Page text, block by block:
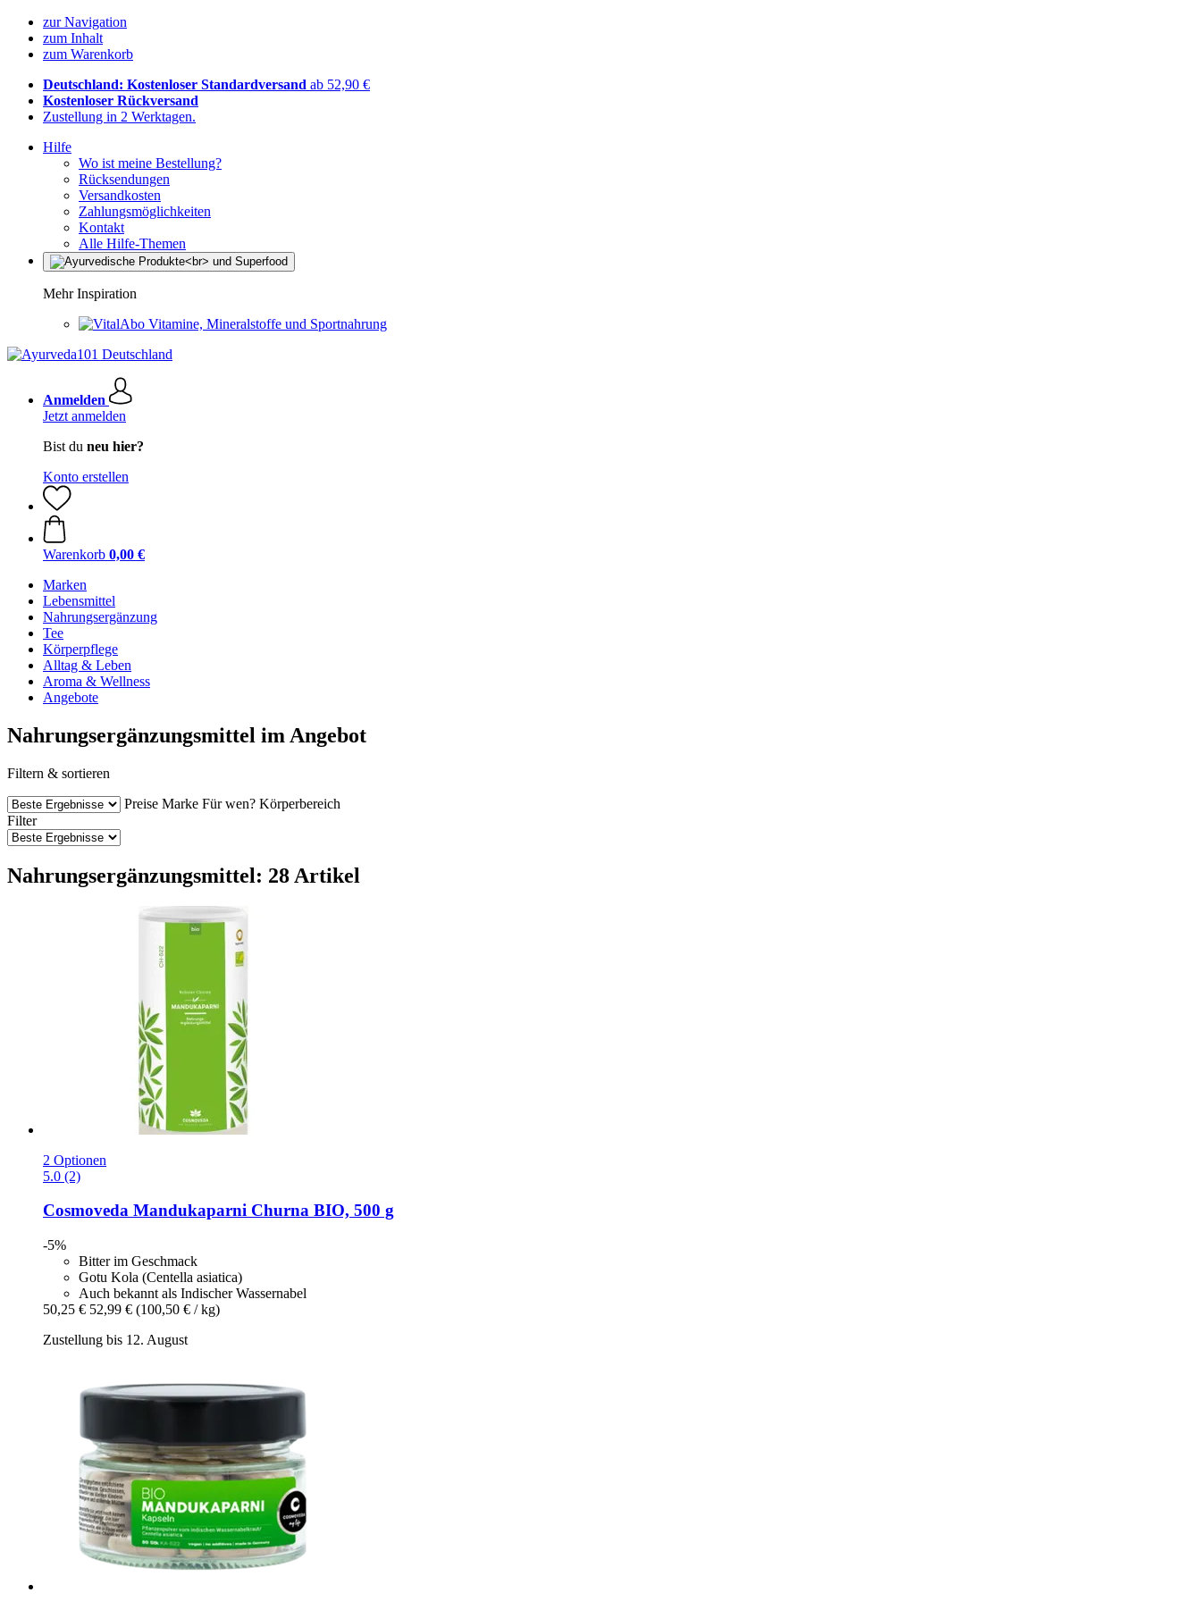
zur Navigation
zum Inhalt
zum Warenkorb
Deutschland: Kostenloser Standardversand ab 52,90 €
Kostenloser Rückversand
Zustellung in 2 Werktagen.
Hilfe
Wo ist meine Bestellung?
Rücksendungen
Versandkosten
Zahlungsmöglichkeiten
Kontakt
Alle Hilfe-Themen
Mehr Inspiration
Vitamine, Mineralstoffe und Sportnahrung
Anmelden
Jetzt anmelden
Bist du neu hier?
Konto erstellen
Warenkorb 0,00 €
Marken
Lebensmittel
Nahrungsergänzung
Tee
Körperpflege
Alltag & Leben
Aroma & Wellness
Angebote
Nahrungsergänzungsmittel im Angebot
Filtern & sortieren
Preise Marke Für wen? Körperbereich
Filter
Nahrungsergänzungsmittel: 28 Artikel
2 Optionen
5.0 (2)
Cosmoveda Mandukaparni Churna BIO, 500 g
-5%
Bitter im Geschmack
Gotu Kola (Centella asiatica)
Auch bekannt als Indischer Wassernabel
50,25 € 52,99 € (100,50 € / kg)
Zustellung bis 12. August